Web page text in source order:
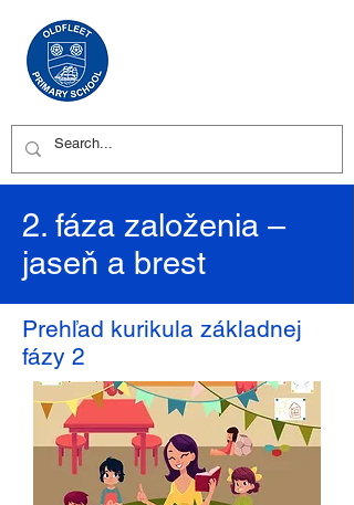
2. fáza založenia –
jaseň a brest
Prehľad kurikula základnej
fázy 2